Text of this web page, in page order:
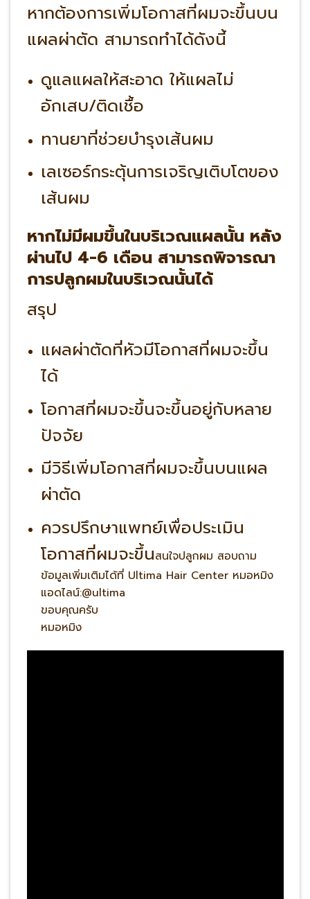
หากต้องการเพิ่มโอกาสที่ผมจะขึ้นบน
แผลผ่าตัด สามารถทำได้ดังนี้
ดูแลแผลให้สะอาด ให้แผลไม่
อักเสบ/ติดเชื้อ
ทานยาที่ช่วยบำรุงเส้นผม
เลเซอร์กระตุ้นการเจริญเติบโตของ
เส้นผม
หากไม่มีผมขึ้นในบริเวณแผลนั้น หลัง
ผ่านไป 4-6 เดือน สามารถพิจารณา
การปลูกผมในบริเวณนั้นได้
สรุป
แผลผ่าตัดที่หัวมีโอกาสที่ผมจะขึ้น
ได้
โอกาสที่ผมจะขึ้นจะขึ้นอยู่กับหลาย
ปัจจัย
มีวิธีเพิ่มโอกาสที่ผมจะขึ้นบนแผล
ผ่าตัด
ควรปรึกษาแพทย์เพื่อประเมิน
โอกาสที่ผมจะขึ้นสนใจปลูกผม สอบถาม
ข้อมูลเพิ่มเติมได้ที่ Ultima Hair Center หมอหมิง
แอดไลน์:@ultima
ขอบคุณครับ
หมอหมิง